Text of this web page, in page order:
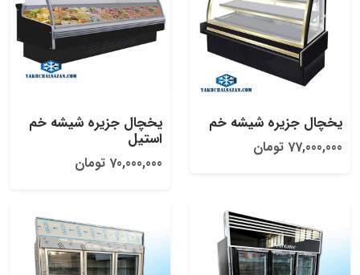
یخچال جزیره شیشه خم
77,000,000 تومان
یخچال جزیره شیشه خم
استیل
70,000,000 تومان